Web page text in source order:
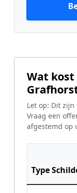
Wat
Let op: Dit
Vraag een
afgestemd op
Type